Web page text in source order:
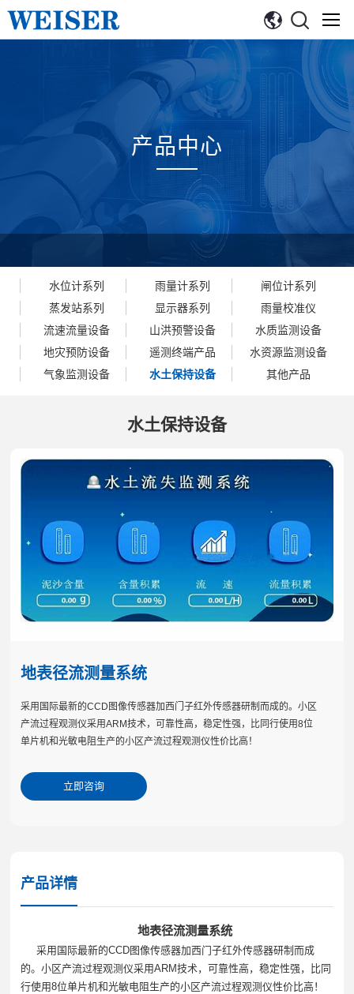
产品中心
水位计系列 雨量计系列
闸位计系列
蒸发站系列
显示器系列
雨量校准仪
流速流量设备
山洪预警设备
水质监测设备
地灾预防设备
遥测终端产品
水资源监测设备
气象监测设备
水土保持设备 其他产品
水土保持设备
地表径流测量系统
采用国际最新的CCD图像传感器加西门子红外传感器研制而成的。小区
产流过程观测仪采用ARM技术，可靠性高，稳定性强，比同行使用8位
单片机和光敏电阻生产的小区产流过程观测仪性价比高！
立即咨询
产品详情
地表径流测量系统
采用国际最新的CCD图像传感器加西门子红外传感器研制而成
的。小区产流过程观测仪采用ARM技术，可靠性高，稳定性强，比同
行使用8位单片机和光敏电阻生产的小区产流过程观测仪性价比高！